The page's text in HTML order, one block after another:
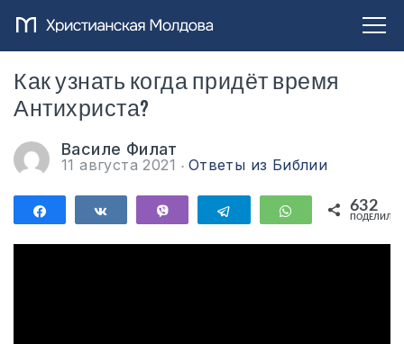
Как узнать когда придёт время
Антихриста?
Василе Филат
11 августа 2021 Ответы из Библии
ПоделитьсяПоделиться Telegram WhatsApp
632